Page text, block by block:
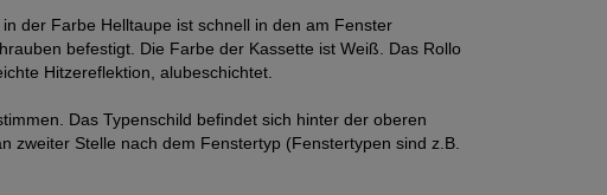
der Farbe Helltaupe ist schnell in den am Fenster
befestigt. Die Farbe der Kassette ist Weiß. Das Rollo
Hitzereflektion, alubeschichtet.
Das Typenschild befindet sich hinter der oberen
Stelle nach dem Fenstertyp (Fenstertypen sind z.B.